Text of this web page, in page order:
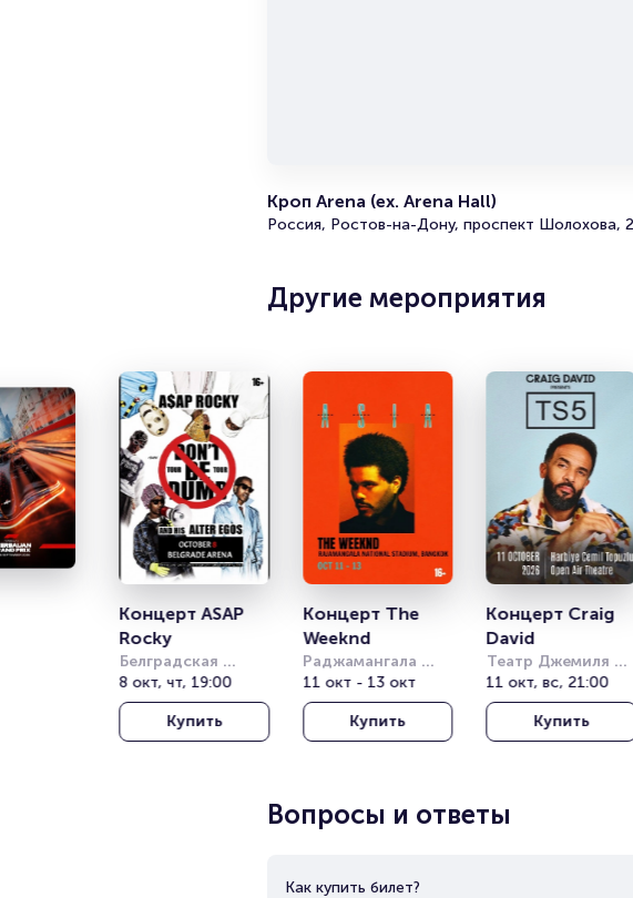
Брокерам
Организаторам
Кроп Arena (ex. Arena Hall)
Россия, Ростов-на-Дону, проспект Шолохова,
Другие мероприятия
Концерт ASAP
Rocky
Белградская
Арена (бывш.
Штарк Арена)
8 окт, чт, 19:00
Купить
Концерт The
Weeknd
Раджамангала
Нэшнл Стэдиум
(Rajamangala
National Stadium)
11 окт - 13 окт
Купить
Концерт Craig
David
Театр Джемиля
Топузлу под
открытым небом
(Harbiye Cemil
Topuzlu Open Air
11 окт, вс, 21:00
Купить
Вопросы и ответы
Как купить билет?